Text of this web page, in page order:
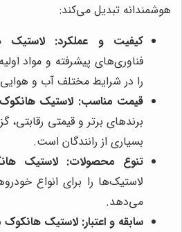
هوشمندانه تبدیل می‌کند:
کیفیت و عملکرد: لاستیک
فناوری‌های پیشرفته و مواد
را در شرایط مختلف آب و
قیمت مناسب: لاستیک هانکوک
برندهای برتر و قیمتی رقابتی،
بسیاری از رانندگان است.
تنوع محصولات: لاستیک
لاستیک‌ها را برای انواع
می‌دهد.
سابقه و اعتبار: لاستیک هانکوک